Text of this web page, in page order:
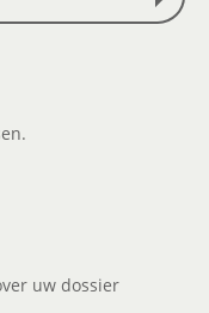
uw dossier